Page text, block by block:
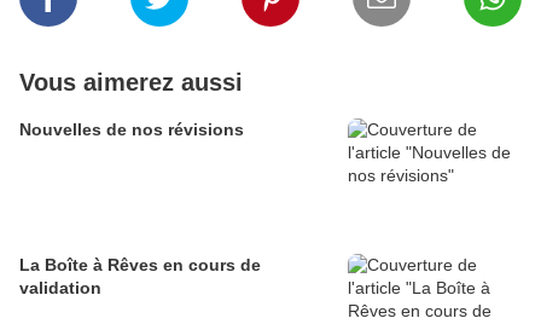
Vous aimerez aussi
Nouvelles de nos révisions
La Boîte à Rêves en cours de
validation